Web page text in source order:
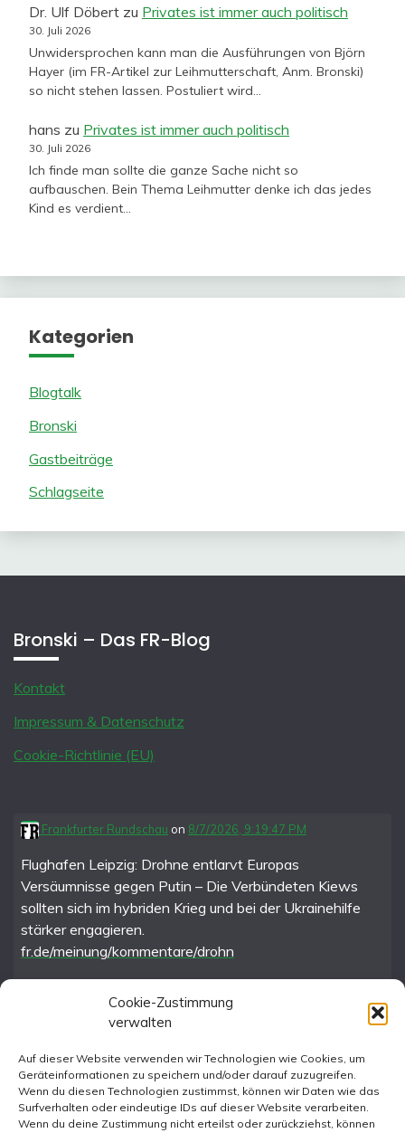
Cookie-Zustimmung
verwalten
Auf dieser Website verwenden wir Technologien wie Cookies, um
Geräteinformationen zu speichern und/oder darauf zuzugreifen.
Wenn du diesen Technologien zustimmst, können wir Daten wie das
Surfverhalten oder eindeutige IDs auf dieser Website verarbeiten.
Wenn du deine Zustimmung nicht erteilst oder zurückziehst, können
Dr. Ulf Döbert zu Privates ist immer auch politisch
30. Juli 2026
Unwidersprochen kann man die Ausführungen von Björn
Hayer (im FR-Artikel zur Leihmutterschaft, Anm. Bronski)
so nicht stehen lassen. Postuliert wird…
hans zu Privates ist immer auch politisch
30. Juli 2026
Ich finde man sollte die ganze Sache nicht so
aufbauschen. Bein Thema Leihmutter denke ich das jedes
Kind es verdient…
Kategorien
Blogtalk
Bronski
Gastbeiträge
Schlagseite
Bronski – Das FR-Blog
Kontakt
Impressum & Datenschutz
Cookie-Richtlinie (EU)
Frankfurter Rundschau on 8/7/2026, 9:19:47 PM
Flughafen Leipzig: Drohne entlarvt Europas
Versäumnisse gegen Putin – Die Verbündeten Kiews
sollten sich im hybriden Krieg und bei der Ukrainehilfe
stärker engagieren.
fr.de/meinung/kommentare/drohn
Instagram